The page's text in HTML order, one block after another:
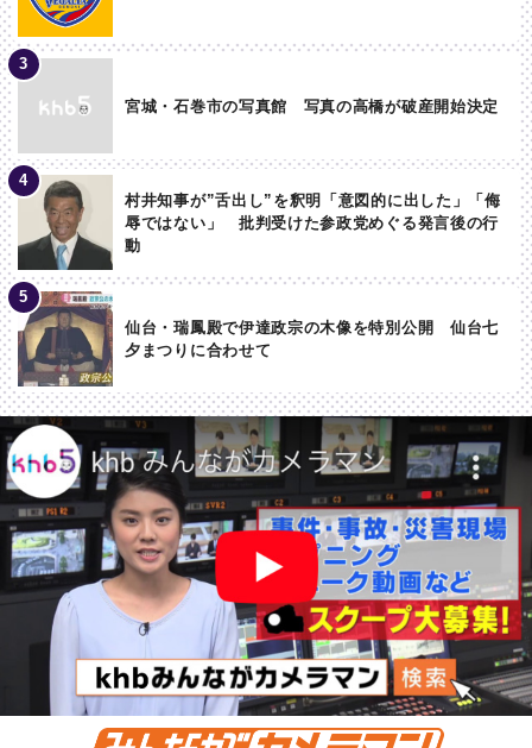
宮城・石巻市の写真館 写真の高橋が破産開始決定
村井知事が”舌出し”を釈明「意図的に出した」「侮
辱ではない」 批判受けた参政党めぐる発言後の行
動
仙台・瑞鳳殿で伊達政宗の木像を特別公開 仙台七
夕まつりに合わせて